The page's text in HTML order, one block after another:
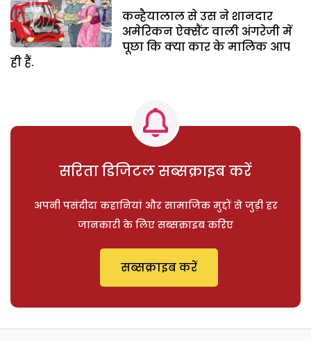
कन्हैयालाल से उस ने शानदार
अमेरिकन ऐक्सैंट वाली अंगरेजी में
पूछा कि क्या कार के मालिक आप
ही हैं.
सरिता डिजिटल सब्सक्राइब करें
अपनी पसंदीदा कहानियां और सामाजिक मुद्दों से जुड़ी हर
जानकारी के लिए सब्सक्राइब करिए
सब्सक्राइब करें